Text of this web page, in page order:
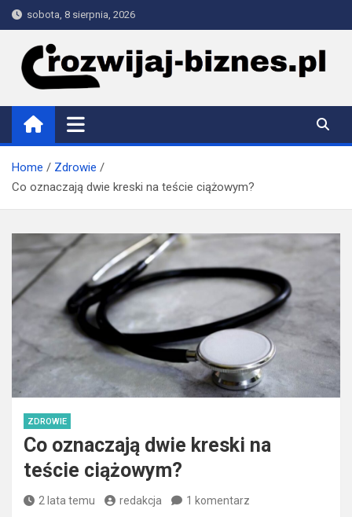
Skip
to
content
sobota, 8 sierpnia, 2026
rozwijaj-biznes.pl
Home
Zdrowie
Co oznaczają dwie kreski na teście ciążowym?
ZDROWIE
Co oznaczają dwie kreski na
teście ciążowym?
2 lata temu redakcja 1 komentarz